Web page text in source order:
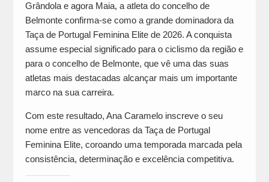
Grândola e agora Maia, a atleta do concelho de
Belmonte confirma-se como a grande dominadora da
Taça de Portugal Feminina Elite de 2026. A conquista
assume especial significado para o ciclismo da região e
para o concelho de Belmonte, que vê uma das suas
atletas mais destacadas alcançar mais um importante
marco na sua carreira.
Com este resultado, Ana Caramelo inscreve o seu
nome entre as vencedoras da Taça de Portugal
Feminina Elite, coroando uma temporada marcada pela
consistência, determinação e excelência competitiva.